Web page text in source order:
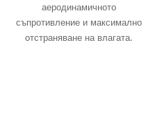
аеродинамичното
съпротивление и максимално
отстраняване на влагата.